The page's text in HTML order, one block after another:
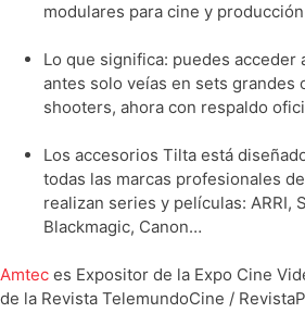
modulares para cine y
Lo que significa: puedes acceder
antes solo veías en sets grandes
shooters, ahora con respaldo
Los accesorios Tilta está
todas las marcas profesionales
realizan series y películas: ARRI,
Blackmagic, Canon…
Amtec es Expositor de la Expo Cine
de la Revista TelemundoCine /